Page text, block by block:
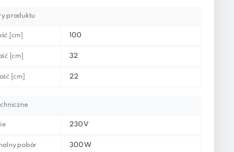
produktu
[cm] 100
[cm] 32
[cm] 22
230 V
pobór
300 W